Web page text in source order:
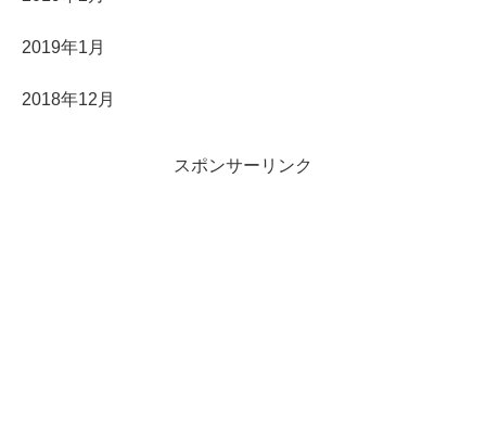
2019年1月
2018年12月
スポンサーリンク